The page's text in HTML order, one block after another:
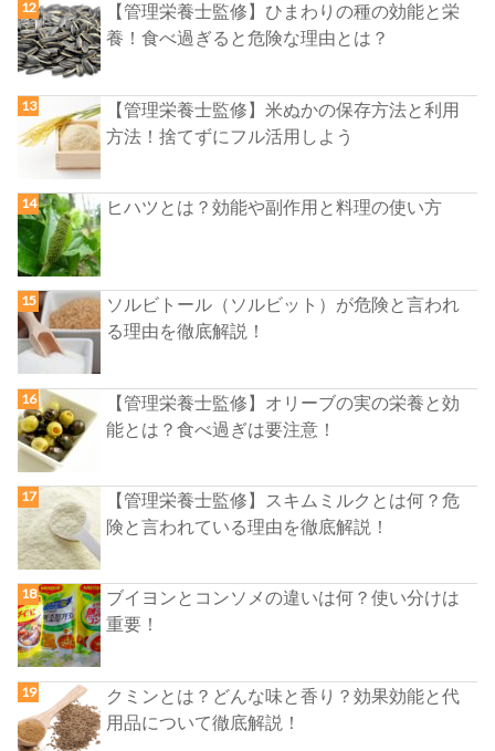
【管理栄養士監修】ひまわりの種の効能と栄
養！食べ過ぎると危険な理由とは？
【管理栄養士監修】米ぬかの保存方法と利用
方法！捨てずにフル活用しよう
ヒハツとは？効能や副作用と料理の使い方
ソルビトール（ソルビット）が危険と言われ
る理由を徹底解説！
【管理栄養士監修】オリーブの実の栄養と効
能とは？食べ過ぎは要注意！
【管理栄養士監修】スキムミルクとは何？危
険と言われている理由を徹底解説！
ブイヨンとコンソメの違いは何？使い分けは
重要！
クミンとは？どんな味と香り？効果効能と代
用品について徹底解説！